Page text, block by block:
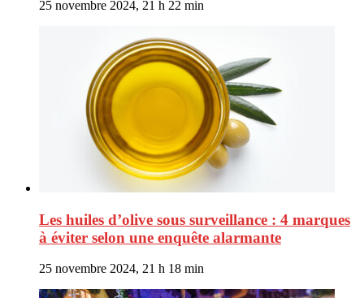
25 novembre 2024, 21 h 22 min
Les huiles d’olive sous surveillance : 4 marques
à éviter selon une enquête alarmante
25 novembre 2024, 21 h 18 min